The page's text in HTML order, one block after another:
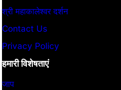
श्री महाकालेश्वर दर्शन
Contact Us
Privacy Policy
हमारी विशेषताएं
जाप